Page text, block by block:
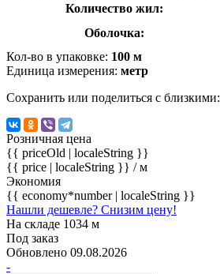
Количество жил:
Оболочка:
Кол-во в упаковке: 100 м
Единица измерения: метр
Сохранить или поделиться с близкими:
Розничная цена
{{ priceOld | localeString }}
{{ price | localeString }} / м
Экономия
{{ economy*number | localeString }}
Нашли дешевле? Снизим цену!
На складе 1034 м
Под заказ
Обновлено 09.08.2026
-